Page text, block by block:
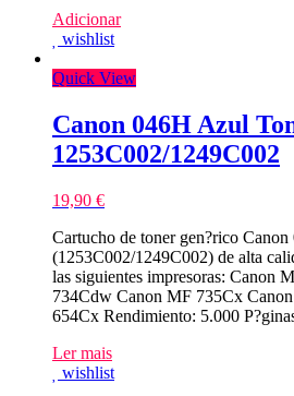
–
Canon
Azul
Compativel
–
3019C002/3015C002
Adicionar
wishlist
Quick View
Canon 046H Azul
1253C002/1249C002
19,90 €
Cartucho de toner gen?rico Canon
(1253C002/1249C002) de alta
las siguientes impresoras: Canon
734Cdw Canon MF 735Cx
654Cx Rendimiento: 5.000
Ler mais
wishlist